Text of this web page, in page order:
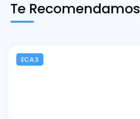
Te Recomendamos
ECA3